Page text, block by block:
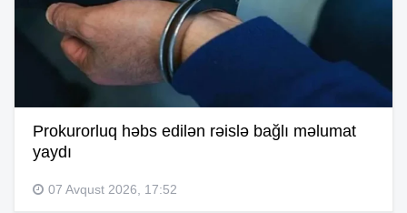
Prokurorluq həbs edilən rəislə bağlı məlumat
yaydı
07 Avqust 2026, 17:52